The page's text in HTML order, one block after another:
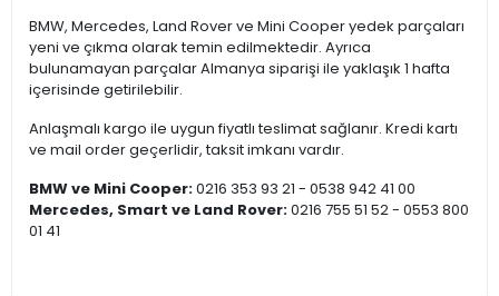
BMW, Mercedes, Land Rover ve Mini Cooper yedek parçaları
yeni ve çıkma olarak temin edilmektedir. Ayrıca
bulunamayan parçalar Almanya siparişi ile yaklaşık 1 hafta
içerisinde getirilebilir.
Anlaşmalı kargo ile uygun fiyatlı teslimat sağlanır. Kredi kartı
ve mail order geçerlidir, taksit imkanı vardır.
BMW ve Mini Cooper:0216 353 93 21 - 0538 942 41 00
Mercedes, Smart ve Land Rover:0216 755 51 52 - 0553 800
01 41